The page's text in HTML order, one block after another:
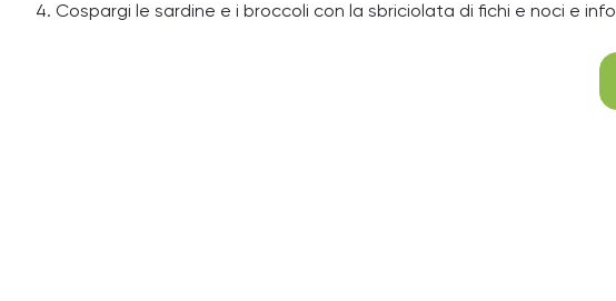
4. Cospargi le sardine e i broccoli con la sbriciolata di fichi e noci e